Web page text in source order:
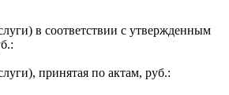
в соответствии с утвержденным
принятая по актам, руб.: